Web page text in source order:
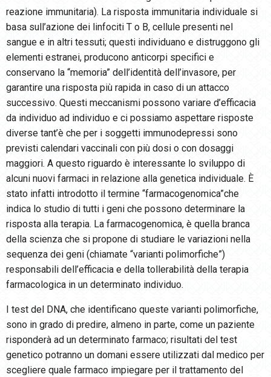
reazione immunitaria). La risposta immunitaria individuale si
basa sull’azione dei linfociti T o B, cellule presenti nel
sangue e in altri tessuti; questi individuano e distruggono gli
elementi estranei, producono anticorpi specifici e
conservano la “memoria” dell’identità dell’invasore, per
garantire una risposta più rapida in caso di un attacco
successivo. Questi meccanismi possono variare d’efficacia
da individuo ad individuo e ci possiamo aspettare risposte
diverse tant’è che per i soggetti immunodepressi sono
previsti calendari vaccinali con più dosi o con dosaggi
maggiori. A questo riguardo è interessante lo sviluppo di
alcuni nuovi farmaci in relazione alla genetica individuale. È
stato infatti introdotto il termine “farmacogenomica”che
indica lo studio di tutti i geni che possono determinare la
risposta alla terapia. La farmacogenomica, è quella branca
della scienza che si propone di studiare le variazioni nella
sequenza dei geni (chiamate “varianti polimorfiche”)
responsabili dell’efficacia e della tollerabilità della terapia
farmacologica in un determinato individuo.
I test del DNA, che identificano queste varianti polimorfiche,
sono in grado di predire, almeno in parte, come un paziente
risponderà ad un determinato farmaco; risultati del test
genetico potranno un domani essere utilizzati dal medico per
scegliere quale farmaco impiegare per il trattamento del